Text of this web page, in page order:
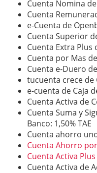
Cuenta Nomina
Cuenta
e-Cuenta de
Cuenta Superior
Cuenta Extra Plus
Cuenta por Mas
Cuenta e-Duero
tucuenta crece de
e-cuenta de Caja
Cuenta Activa de
Cuenta Suma y
Banco: 1,50% TAE
Cuenta ahorro
Cuenta Ahorro
Cuenta Activa
Cuenta Activa de